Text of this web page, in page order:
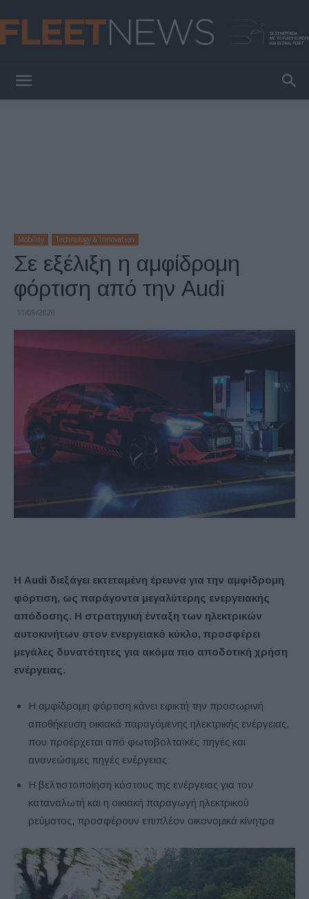
Mobility Technology & Innovation
Σε εξέλιξη η αμφίδρομη
φόρτιση από την Audi
11/09/2020
Η Audi διεξάγει εκτεταμένη έρευνα για την αμφίδρομη
φόρτιση, ως παράγοντα μεγαλύτερης ενεργειακής
απόδοσης. Η στρατηγική ένταξη των ηλεκτρικών
αυτοκινήτων στον ενεργειακό κύκλο, προσφέρει
μεγάλες δυνατότητες για ακόμα πιο αποδοτική χρήση
ενέργειας.
Η αμφίδρομη φόρτιση κάνει εφικτή την προσωρινή
αποθήκευση οικιακά παραγόμενης ηλεκτρικής ενέργειας,
που προέρχεται από φωτοβολταϊκές πηγές και
ανανεώσιμες πηγές ενέργειας
Η βελτιστοποίηση κόστους της ενέργειας για τον
καταναλωτή και η οικιακή παραγωγή ηλεκτρικού
ρεύματος, προσφέρουν επιπλέον οικονομικά κίνητρα